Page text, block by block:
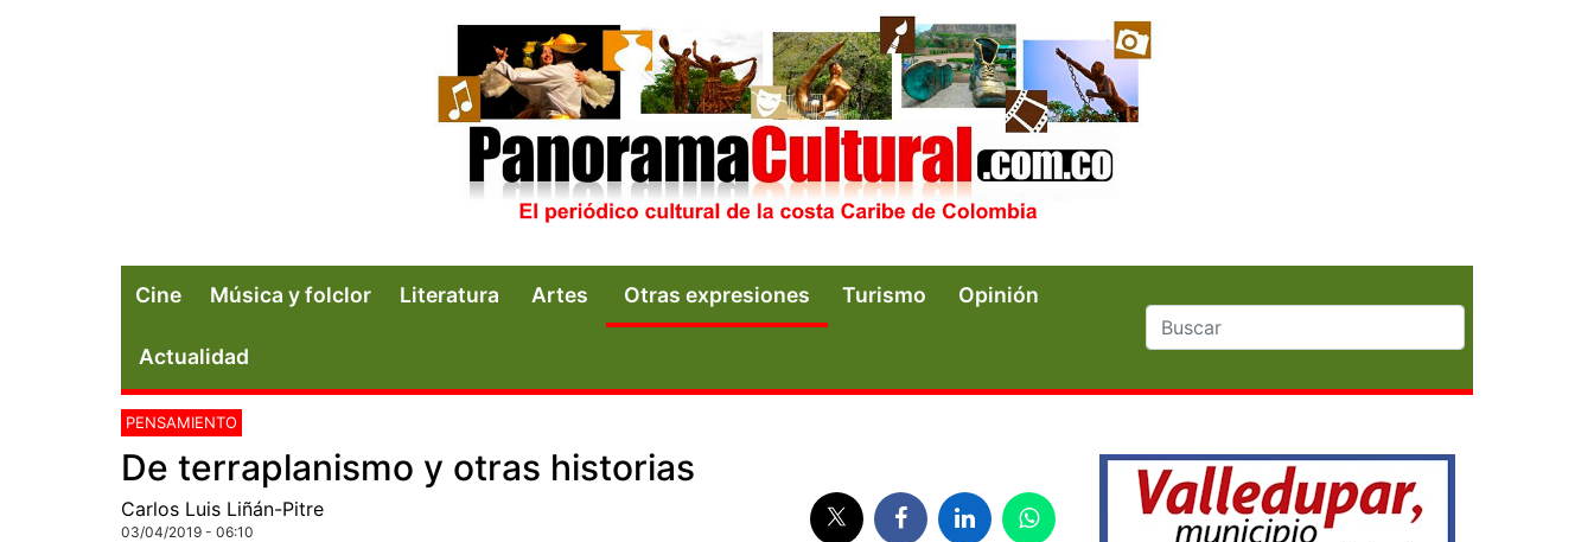
Cine Música y folclor Literatura Artes Otras expresiones Turismo Opinión
Actualidad
PENSAMIENTO
De terraplanismo y otras historias
Carlos Luis Liñán-Pitre
03/04/2019 - 06:10